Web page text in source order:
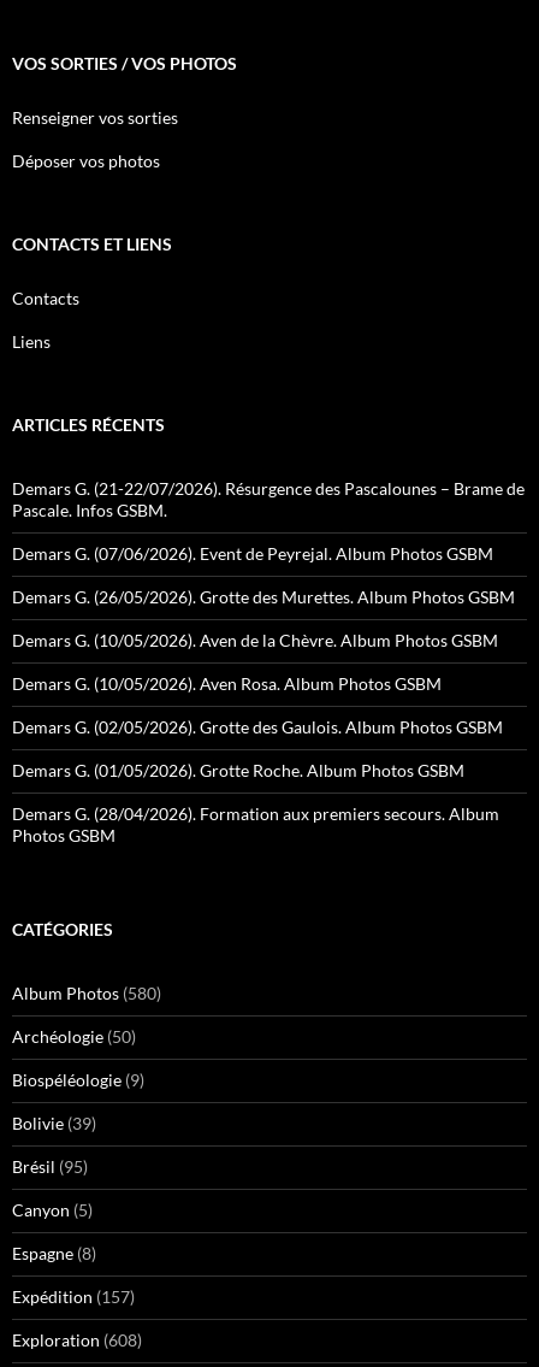
VOS SORTIES / VOS PHOTOS
Renseigner vos sorties
Déposer vos photos
CONTACTS ET LIENS
Contacts
Liens
ARTICLES RÉCENTS
Demars G. (21-22/07/2026). Résurgence des Pascalounes – Brame de
Pascale. Infos GSBM.
Demars G. (07/06/2026). Event de Peyrejal. Album Photos GSBM
Demars G. (26/05/2026). Grotte des Murettes. Album Photos GSBM
Demars G. (10/05/2026). Aven de la Chèvre. Album Photos GSBM
Demars G. (10/05/2026). Aven Rosa. Album Photos GSBM
Demars G. (02/05/2026). Grotte des Gaulois. Album Photos GSBM
Demars G. (01/05/2026). Grotte Roche. Album Photos GSBM
Demars G. (28/04/2026). Formation aux premiers secours. Album
Photos GSBM
CATÉGORIES
Album Photos (580)
Archéologie (50)
Biospéléologie (9)
Bolivie (39)
Brésil (95)
Canyon (5)
Espagne (8)
Expédition (157)
Exploration (608)